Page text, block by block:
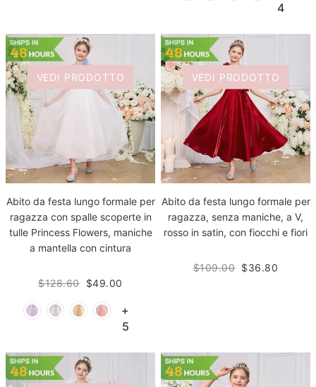
4
VEDI PRODOTTO
Abito da festa lungo formale per
ragazza con spalle scoperte in
tulle Princess Flowers, maniche
a mantella con cintura
$128.60 $49.00
+
5
VEDI PRODOTTO
Abito da festa lungo formale per
ragazza, senza maniche, a V,
rosso in satin, con fiocchi e fiori
$109.00 $36.80